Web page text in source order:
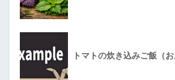
トマトの炊き込みご飯（お